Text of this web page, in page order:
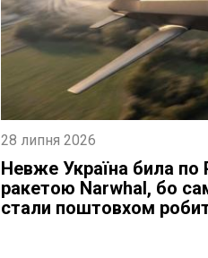
28 липня 2026
Невже Україна била
ракетою Narwhal, бо
стали поштовхом